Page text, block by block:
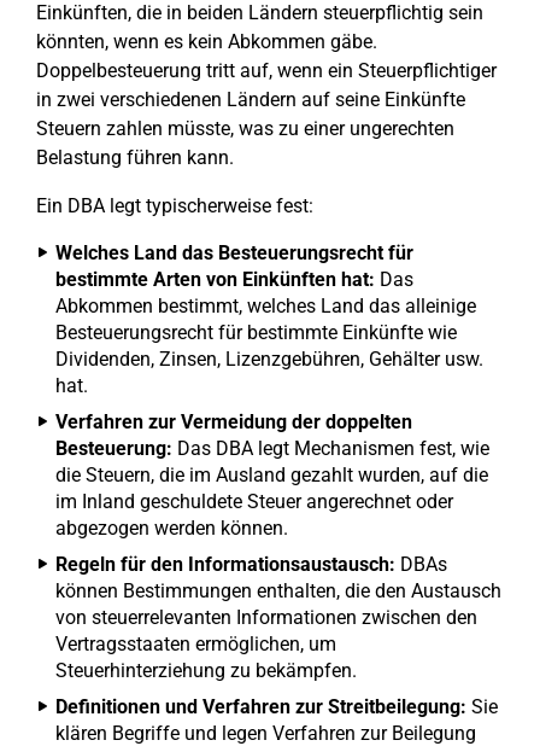
Einkünften, die in beiden Ländern steuerpflichtig sein
könnten, wenn es kein Abkommen gäbe.
Doppelbesteuerung tritt auf, wenn ein Steuerpflichtiger
in zwei verschiedenen Ländern auf seine Einkünfte
Steuern zahlen müsste, was zu einer ungerechten
Belastung führen kann.
Ein DBA legt typischerweise fest:
Welches Land das Besteuerungsrecht für
bestimmte Arten von Einkünften hat: Das
Abkommen bestimmt, welches Land das alleinige
Besteuerungsrecht für bestimmte Einkünfte wie
Dividenden, Zinsen, Lizenzgebühren, Gehälter usw.
hat.
Verfahren zur Vermeidung der doppelten
Besteuerung: Das DBA legt Mechanismen fest, wie
die Steuern, die im Ausland gezahlt wurden, auf die
im Inland geschuldete Steuer angerechnet oder
abgezogen werden können.
Regeln für den Informationsaustausch: DBAs
können Bestimmungen enthalten, die den Austausch
von steuerrelevanten Informationen zwischen den
Vertragsstaaten ermöglichen, um
Steuerhinterziehung zu bekämpfen.
Definitionen und Verfahren zur Streitbeilegung: Sie
klären Begriffe und legen Verfahren zur Beilegung